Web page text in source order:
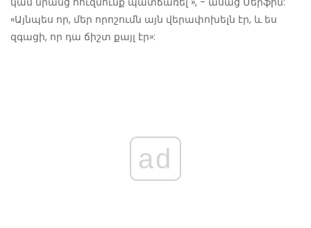
«Այնպես որ, մեր որոշումն այն վերափոխելն էր, և ես
զգացի, որ դա ճիշտ քայլ էր»:
ad